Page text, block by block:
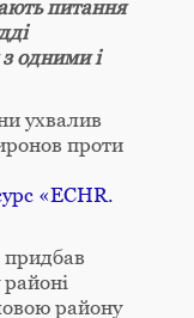
питання
одними і
ухвалив
проти
«ECHR.
району